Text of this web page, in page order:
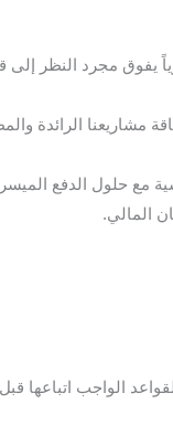
يفوق مجرد النظر
مشاريعنا الرائدة
مع حلول الدفع
المالي.
الواجب اتباعها